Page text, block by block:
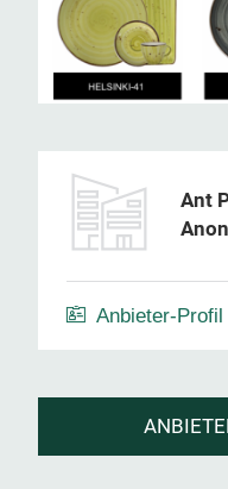
Ant
Anbieter-Profil